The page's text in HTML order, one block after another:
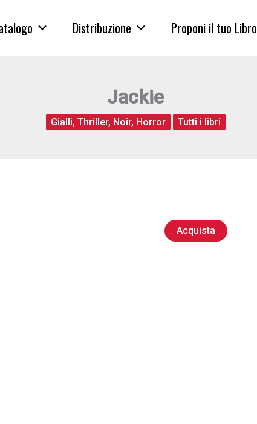
Distribuzione Proponi il tuo Libro
Jackie
Gialli, Thriller, Noir, Horror Tutti i libri
Acquista